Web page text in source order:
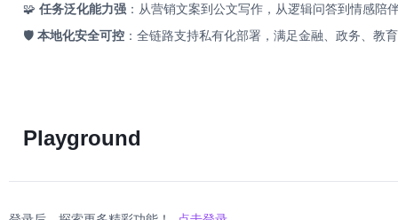
🧩 任务泛化能力强 ：从营销文案到公文写作，从逻辑问答到情感陪
🛡️ 本地化安全可控 ：全链路支持私有化部署，满足金融、政务、教
Playground